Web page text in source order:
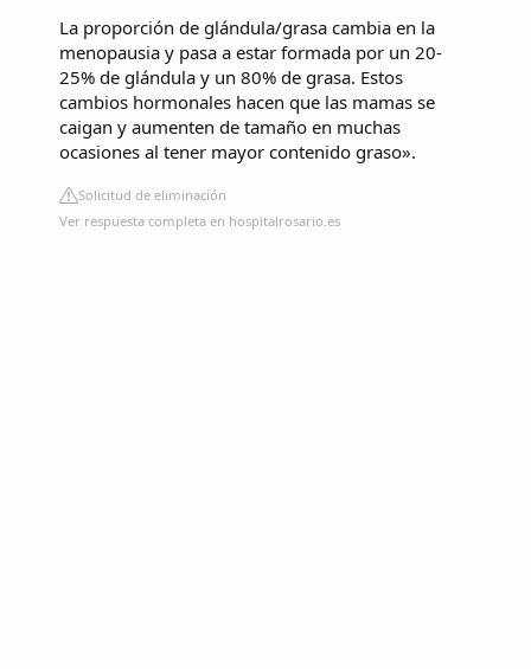
La proporción de glándula/grasa cambia en la
menopausia y pasa a estar formada por un 20-
25% de glándula y un 80% de grasa. Estos
cambios hormonales hacen que las mamas se
caigan y aumenten de tamaño en muchas
ocasiones al tener mayor contenido graso».
Solicitud de eliminación
Ver respuesta completa en hospitalrosario.es